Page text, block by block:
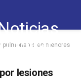
pulmonares en menores
lesiones